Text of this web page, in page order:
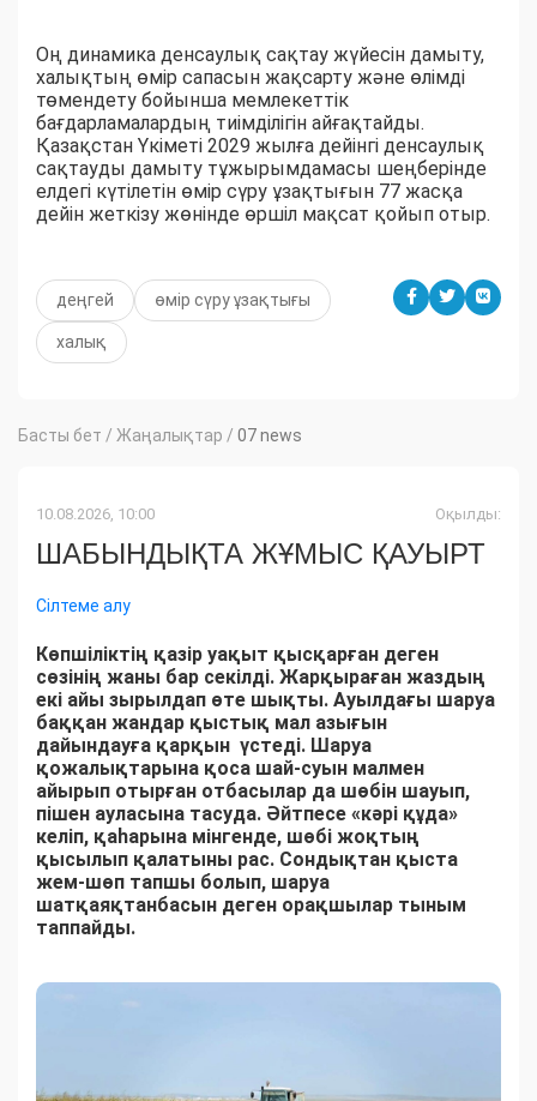
Оң динамика денсаулық сақтау жүйесін дамыту,
халықтың өмір сапасын жақсарту және өлімді
төмендету бойынша мемлекеттік
бағдарламалардың тиімділігін айғақтайды.
Қазақстан Үкіметі 2029 жылға дейінгі денсаулық
сақтауды дамыту тұжырымдамасы шеңберінде
елдегі күтілетін өмір сүру ұзақтығын 77 жасқа
дейін жеткізу жөнінде өршіл мақсат қойып отыр.
деңгей өмір сүру ұзақтығы
халық
Басты бет / Жаңалықтар / 07 news
10.08.2026, 10:00 Оқылды:
ШАБЫНДЫҚТА ЖҰМЫС ҚАУЫРТ
Сілтеме алу
Көпшіліктің қазір уақыт қысқарған деген
сөзінің жаны бар секілді. Жарқыраған жаздың
екі айы зырылдап өте шықты. Ауылдағы шаруа
баққан жандар қыстық мал азығын
дайындауға қарқын үстеді. Шаруа
қожалықтарына қоса шай-суын малмен
айырып отырған отбасылар да шөбін шауып,
пішен ауласына тасуда. Әйтпесе «кәрі құда»
келіп, қаһарына мінгенде, шөбі жоқтың
қысылып қалатыны рас. Сондықтан қыста
жем-шөп тапшы болып, шаруа
шатқаяқтанбасын деген орақшылар тыным
таппайды.